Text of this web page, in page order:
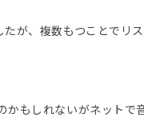
が、複数もつことで
もしれないがネットで